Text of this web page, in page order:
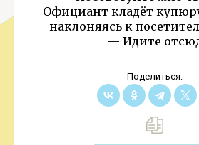
Официант кладёт
наклоняясь к
— Идите
Поделиться: